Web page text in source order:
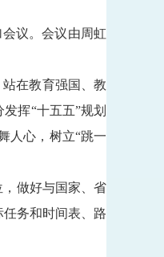
议。会议由周虹
在教育强国、教
发挥“十五五”规划
人心，树立“跳一
做好与国家、省
务和时间表、路